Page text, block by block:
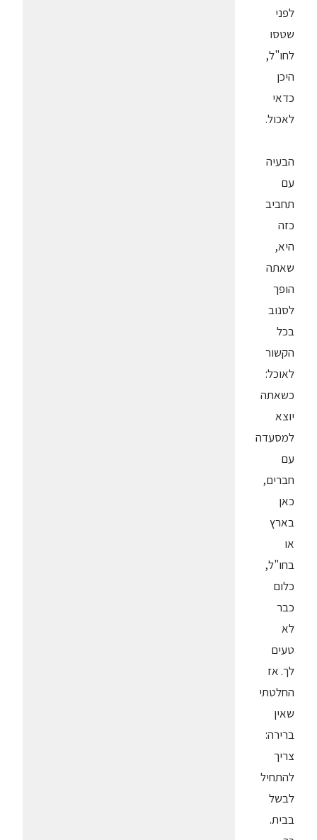
לפני
שטסו
לחו"ל,
היכן
כדאי
לאכול.
הבעיה
עם
תחביב
כזה
היא,
שאתה
הופך
לסנוב
בכל
הקשור
לאוכל:
כשאתה
יוצא
למסעדה
עם
חברים,
כאן
בארץ
או
בחו"ל,
כלום
כבר
לא
טעים
לך. אז
החלטתי
שאין
ברירה:
צריך
להתחיל
לבשל
בבית.